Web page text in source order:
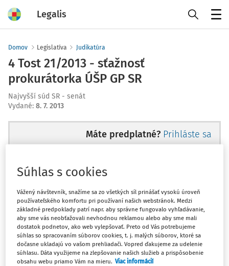
Legalis
Domov Legislatíva Judikatúra
4 Tost 21/2013 - sťažnosť
prokurátorka ÚŠP GP SR
Najvyšší súd SR - senát
Vydané: 8. 7. 2013
Máte predplatné? Prihláste sa
Ups, zatiaľ ste si prečítali len
začiatok...
Celý odborný obsah z tejto oblasti je
dostupný predplatiteľom portálu.
Súhlas s cookies
Vážený návštevník, snažíme sa zo všetkých síl prinášať vysokú úroveň
používateľského komfortu pri používaní našich webstránok. Medzi
základné predpoklady patrí napr. aby správne fungovalo vyhľadávanie,
aby sme vás neobťažovali nevhodnou reklamou alebo aby sme mali
dostatok podnetov, ako web vylepšovať. Preto od Vás potrebujeme
súhlas so spracovaním súborov cookies, t. j. malých súborov, ktoré sa
dočasne ukladajú vo vašom prehliadači. Vopred ďakujeme za udelenie
súhlasu. Dáta využijeme na zlepšovanie našich služieb a prispôsobenie
obsahu webu priamo Vám na mieru. Viac informácií